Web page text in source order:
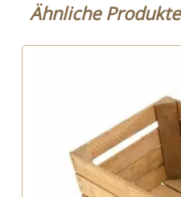
Ähnliche Produkte